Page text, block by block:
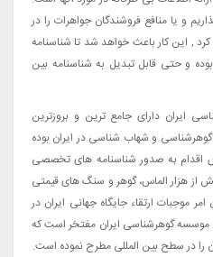
و یا منافع فروشندگان جواهرات را در
, این کار باعث خواهد شد تا شناسنامه
و حتی قابل تبدیل به شناسنامه بین
ایران دارای جامع ترین و بروزترین
و شهاب شناسی در ایران بوده
اقدام به صدور شناسنامه های تخصصی
از هزار الماس، گوهر و سنگ های قیمتی
موجبات ارتقاء جایگاه جهانی ایران در
موسسه گوهرشناسی ایران مفتخر است که
را در سطح بین المللی مطرح نموده است.